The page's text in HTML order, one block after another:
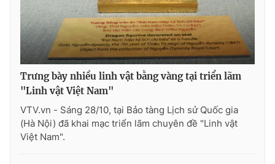
THỜI BÁO VTV
Theo dõi báo trên
Trưng bày nhiều linh vật bằng vàng tại triển lãm
"Linh vật Việt Nam"
VTV.vn - Sáng 28/10, tại Bảo tàng Lịch sử Quốc gia
(Hà Nội) đã khai mạc triển lãm chuyên đề "Linh vật
Việt Nam".